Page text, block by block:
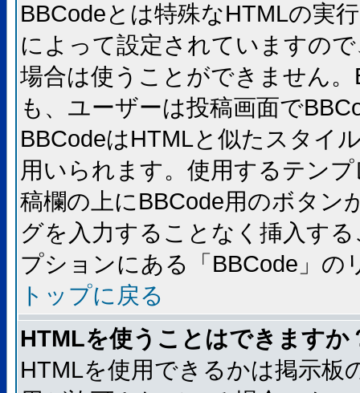
BBCodeとは特殊なHTMLの実
によって設定されていますの
場合は使うことができません
も、ユーザーは投稿画面で
BBCodeはHTMLと似たスタイ
用いられます。使用するテン
稿欄の上にBBCode用のボタン
グを入力することなく挿入す
プションにある「BBCode」
トップに戻る
HTMLを使うことはできますか
HTMLを使用できるかは掲示板